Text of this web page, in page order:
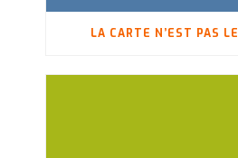
LA CARTE N’EST PAS